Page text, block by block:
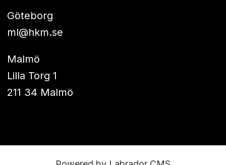
Göteborg
ml@hkm.se
Malmö
Lilla Torg 1
211 34 Malmö